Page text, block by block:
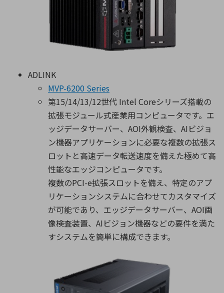
ADLINK
MVP-6200 Series
第15/14/13/12世代 Intel Coreシリーズ搭載の
拡張モジュール式産業用コンピュータです。エ
ッジデータサーバー、AOI外観検査、AIビジョ
ン機器アプリケーションに必要な複数の拡張ス
ロットと高速データ転送速度を備えた極めて高
性能なエッジコンピュータです。
複数のPCI-e拡張スロットを備え、特定のアプ
リケーションシステムに合わせてカスタマイズ
が可能であり、エッジデータサーバー、AOI画
像検査装置、AIビジョン機器などの要件を満た
すシステムを簡単に構成できます。